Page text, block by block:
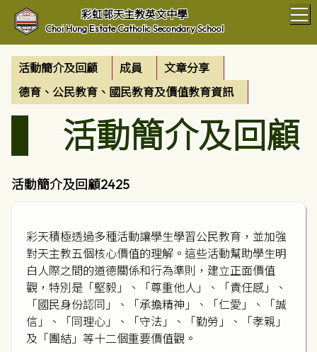
彩虹邨天主教英文中學
Choi Hung Estate Catholic Secondary School
活動簡介及回顧 成員
文章分享
德育、公民教育、國民教育及價值教育資訊
活動簡介及回顧
活動簡介及回顧2425
彩天積極透過多種活動讓學生學習公民教育，並加強
對天主教五個核心價值的理解。這些活動幫助學生明
白人際之間的道德關係和行為準則，建立正面價值
觀，特別是「堅毅」、「尊重他人」、「責任感」、
「國民身份認同」、「承擔精神」、「仁愛」、「誠
信」、「同理心」、「守法」、「勤勞」、「孝親」
及「團結」等十二個重要價值觀。